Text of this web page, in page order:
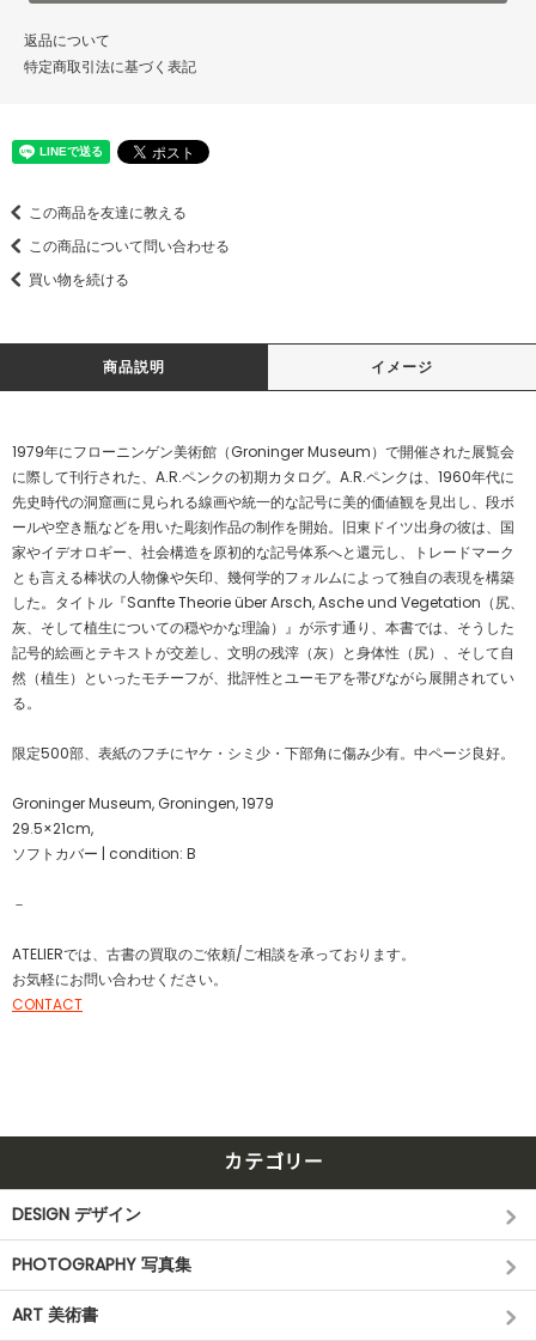
返品について
特定商取引法に基づく表記
この商品を友達に教える
この商品について問い合わせる
買い物を続ける
商品説明 イメージ
1979年にフローニンゲン美術館（Groninger Museum）で開催された展覧会
に際して刊行された、A.R.ペンクの初期カタログ。A.R.ペンクは、1960年代に
先史時代の洞窟画に見られる線画や統一的な記号に美的価値観を見出し、段ボ
ールや空き瓶などを用いた彫刻作品の制作を開始。旧東ドイツ出身の彼は、国
家やイデオロギー、社会構造を原初的な記号体系へと還元し、トレードマーク
とも言える棒状の人物像や矢印、幾何学的フォルムによって独自の表現を構築
した。タイトル『Sanfte Theorie über Arsch, Asche und Vegetation（尻、
灰、そして植生についての穏やかな理論）』が示す通り、本書では、そうした
記号的絵画とテキストが交差し、文明の残滓（灰）と身体性（尻）、そして自
然（植生）といったモチーフが、批評性とユーモアを帯びながら展開されてい
る。
限定500部、表紙のフチにヤケ・シミ少・下部角に傷み少有。中ページ良好。
Groninger Museum, Groningen, 1979
29.5×21cm,
ソフトカバー | condition: B
－
ATELIERでは、古書の買取のご依頼/ご相談を承っております。
お気軽にお問い合わせください。
CONTACT
カテゴリー
DESIGN デザイン
PHOTOGRAPHY 写真集
ART 美術書